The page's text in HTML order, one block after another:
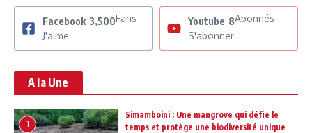
Facebook 3,500Fans
J'aime
Youtube 8Abonnés
S'abonner
A la Une
1
Simamboini : Une mangrove qui défie le
temps et protège une biodiversité unique